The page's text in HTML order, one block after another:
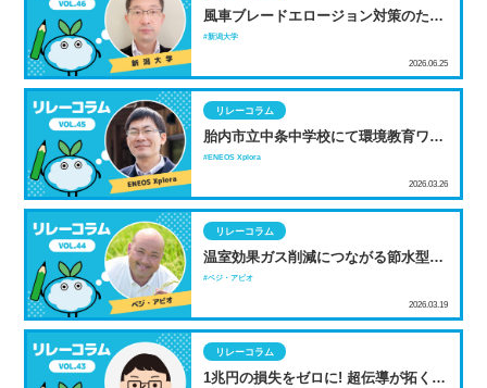
風車ブレードエロージョン対策のため
の地上試験開発
2026.06.25
新潟大学
胎内市立中条中学校にて環境教育ワー
クショップを開催 ～J-Startup イノカ
リレーコラム
2026.03.26
ENEOS Xplora
温室効果ガス削減につながる節水型乾
田直播 NSGグループが挑む新たな稲
リレーコラム
2026.03.19
ベジ・アビオ
1兆円の損失をゼロに! 超伝導が拓く
リレーコラム